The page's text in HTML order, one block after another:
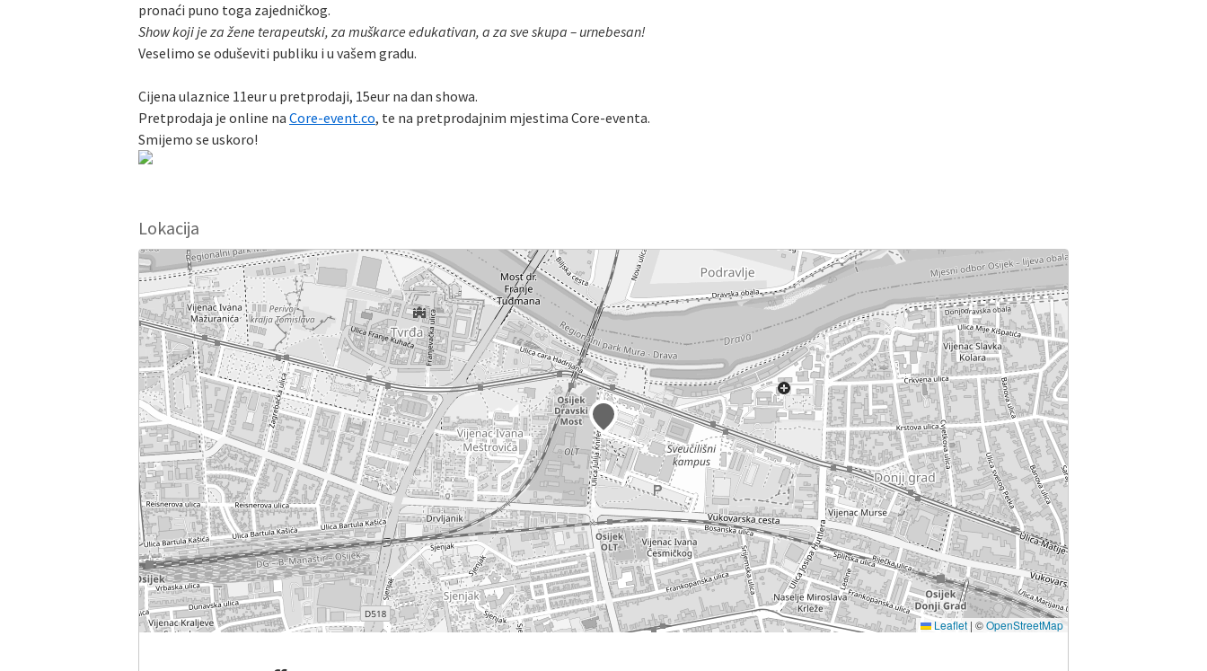
pronaći puno toga zajedničkog.
Show koji je za žene terapeutski, za muškarce edukativan, a za sve skupa – urnebesan!
Veselimo se oduševiti publiku i u vašem gradu.
Cijena ulaznice 11eur u pretprodaji, 15eur na dan showa.
Pretprodaja je online na Core-event.co, te na pretprodajnim mjestima Core-eventa.
Smijemo se uskoro!
Lokacija
Leaflet | ©OpenStreetMap